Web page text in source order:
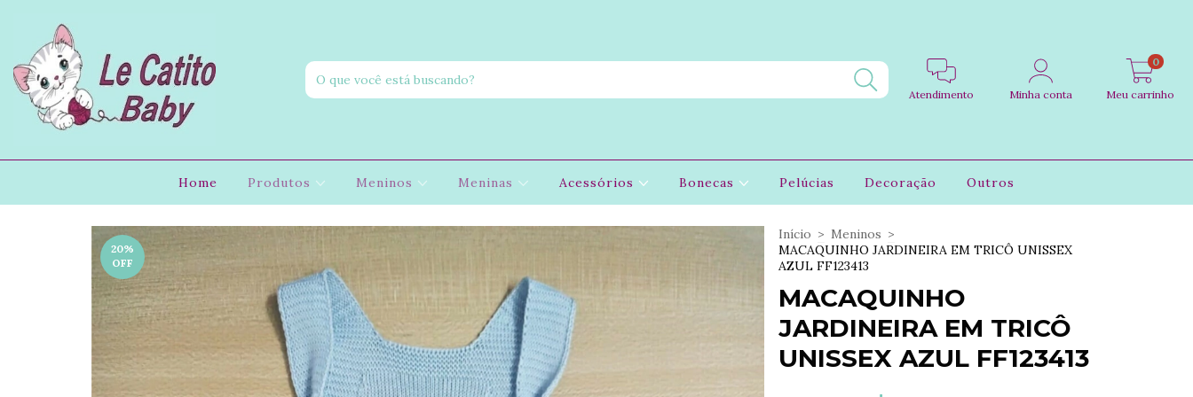
Atendimento Minha conta Meu carrinho
0
Home Produtos Meninos Meninas Acessórios Bonecas Pelúcias Decoração Outros
20%
OFF
Início > Meninos >
MACAQUINHO JARDINEIRA EM TRICÔ UNISSEX
AZUL FF123413
MACAQUINHO
JARDINEIRA EM TRICÔ
UNISSEX AZUL FF123413